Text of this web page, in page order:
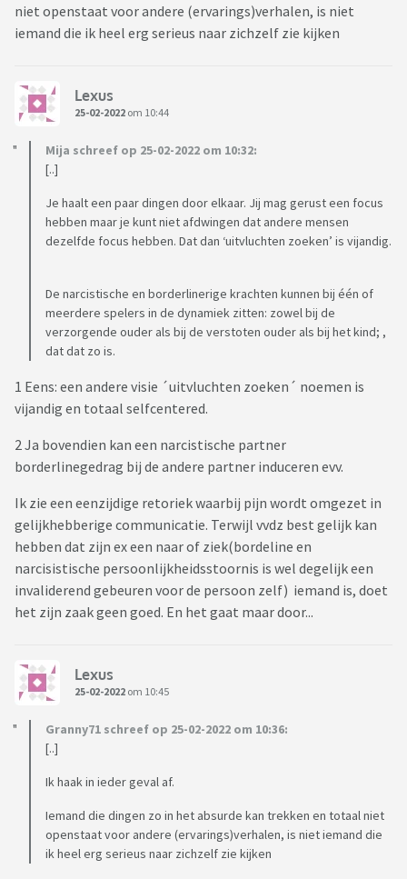
niet openstaat voor andere (ervarings)verhalen, is niet
iemand die ik heel erg serieus naar zichzelf zie kijken
Lexus
25-02-2022 om 10:44
Mija schreef op 25-02-2022 om 10:32:
[..]
Je haalt een paar dingen door elkaar. Jij mag gerust een focus
hebben maar je kunt niet afdwingen dat andere mensen
dezelfde focus hebben. Dat dan ‘uitvluchten zoeken’ is vijandig.
De narcistische en borderlinerige krachten kunnen bij één of
meerdere spelers in de dynamiek zitten: zowel bij de
verzorgende ouder als bij de verstoten ouder als bij het kind; ,
dat dat zo is.
1 Eens: een andere visie ´uitvluchten zoeken´ noemen is
vijandig en totaal selfcentered.
2 Ja bovendien kan een narcistische partner
borderlinegedrag bij de andere partner induceren evv.
Ik zie een eenzijdige retoriek waarbij pijn wordt omgezet in
gelijkhebberige communicatie. Terwijl vvdz best gelijk kan
hebben dat zijn ex een naar of ziek(bordeline en
narcisistische persoonlijkheidsstoornis is wel degelijk een
invaliderend gebeuren voor de persoon zelf) iemand is, doet
het zijn zaak geen goed. En het gaat maar door...
Lexus
25-02-2022 om 10:45
Granny71 schreef op 25-02-2022 om 10:36:
[..]
Ik haak in ieder geval af.
Iemand die dingen zo in het absurde kan trekken en totaal niet
openstaat voor andere (ervarings)verhalen, is niet iemand die
ik heel erg serieus naar zichzelf zie kijken